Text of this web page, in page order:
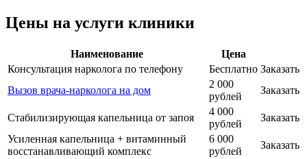
Цены на услуги клиники
Наименование
Цена
Консультация нарколога по телефону
Бесплатно Заказать
Вызов врача-нарколога на дом
2 000
рублей
Заказать
Стабилизирующая капельница от запоя
4 000
рублей
Заказать
Усиленная капельница + витаминный
восстанавливающий комплекс
6 000
рублей
Заказать